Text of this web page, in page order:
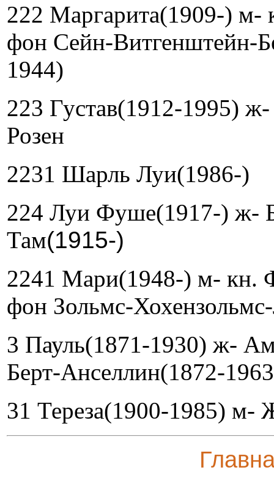
222 Маргарита(1909-) м-
фон Сейн-Витгенштейн-
1944)
223 Густав(1912-1995)
Розен
2231 Шарль Луи(1986-)
224 Луи Фуше(1917-) ж-
Там(1915-)
2241 Мари(1948-) м- кн.
фон Зольмс-
3 Пауль(1871-1930) ж-
Берт-Анселлин(1872-
31 Тереза(1900-1985) м-